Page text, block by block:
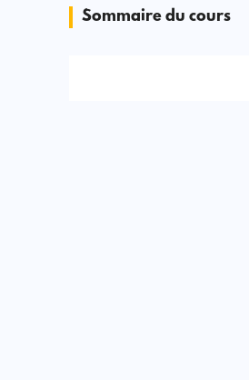
Sommaire du cours